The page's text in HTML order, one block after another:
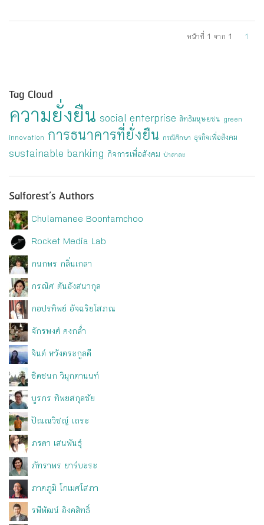
หน้าที่ 1 จาก 1 1
Tag Cloud
ความยั่งยืน social enterprise สิทธิมนุษยชน green
innovation การธนาคารที่ยั่งยืน กรณีศึกษา ธุรกิจเพื่อสังคม
sustainable banking กิจการเพื่อสังคม ป่าสาละ
Salforest’s Authors
Chulamanee Boontamchoo
Rocket Media Lab
กนกพร กลิ่นเกลา
กรณิศ ตันอังสนากุล
กอปรทิพย์ อัจฉริยโสภณ
จักรพงศ์ คงกล่ำ
จินต์ หวังตระกูลดี
ชิดชนก วิมุกตานนท์
บูรกร ทิพยสกุลชัย
ปัณณวิชญ์ เถระ
ภรตา เสนพันธุ์
ภัทราพร ยาร์บะระ
ภาคภูมิ โกเมศโสภา
รพีพัฒน์ อิงคสิทธิ์